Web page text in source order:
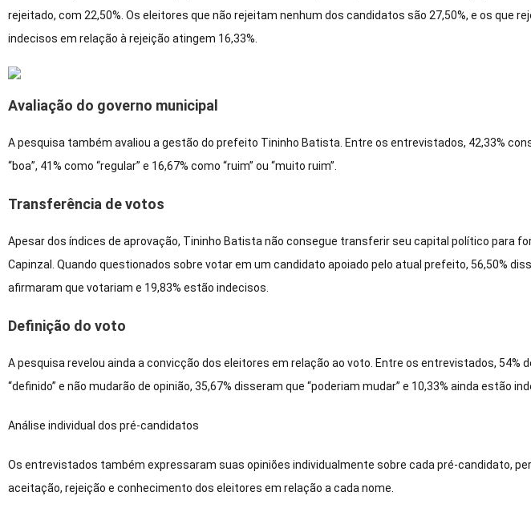
rejeitado, com 22,50%. Os eleitores que não rejeitam nenhum dos candidatos são 27,50%, e os que
indecisos em relação à rejeição atingem 16,33%.
Avaliação do governo municipal
A pesquisa também avaliou a gestão do prefeito Tininho Batista. Entre os entrevistados, 42,33%
“boa”, 41% como “regular” e 16,67% como “ruim” ou “muito ruim”.
Transferência de votos
Apesar dos índices de aprovação, Tininho Batista não consegue transferir seu capital político para
Capinzal. Quando questionados sobre votar em um candidato apoiado pelo atual prefeito, 56,50%
afirmaram que votariam e 19,83% estão indecisos.
Definição do voto
A pesquisa revelou ainda a convicção dos eleitores em relação ao voto. Entre os entrevistados, 54%
“definido” e não mudarão de opinião, 35,67% disseram que “poderiam mudar” e 10,33% ainda estão
Análise individual dos pré-candidatos
Os entrevistados também expressaram suas opiniões individualmente sobre cada pré-candidato,
aceitação, rejeição e conhecimento dos eleitores em relação a cada nome.